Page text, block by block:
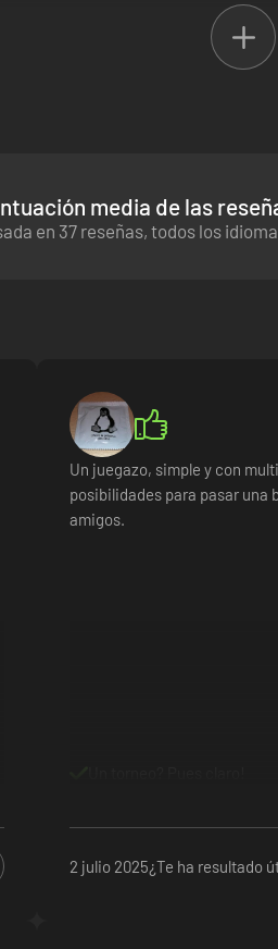
Desafío, ¡con marcadores globales!
media de las
en 37 reseñas, todos los
Un juegazo, simple y con
posibilidades para pasar una
amigos.
2 julio 2025¿Te ha resultado